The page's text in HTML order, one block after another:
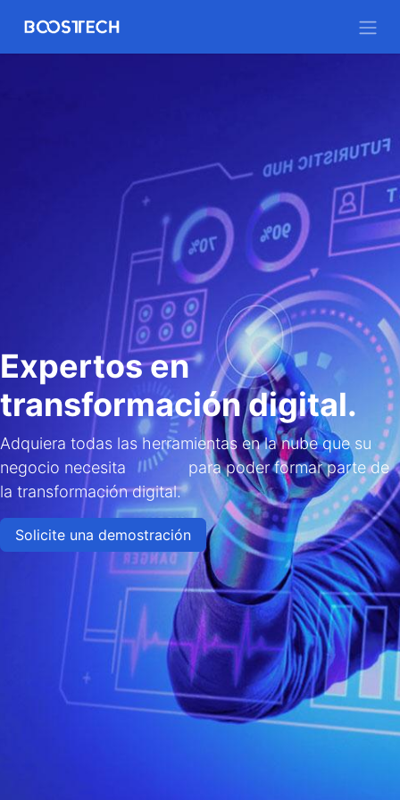
Expertos en
transformación digital.
Adquiera todas las herramientas en la nube que su
negocio necesita para poder formar parte de
la transformación digital.
Solicite una demostración